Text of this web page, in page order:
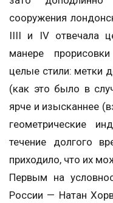
сооружения
IIII и IV отвечала
манере
целые стили: метки
(как это было в
ярче и изысканнее
геометрические
течение долгого
приходило, что их
Первым на
России — Натан